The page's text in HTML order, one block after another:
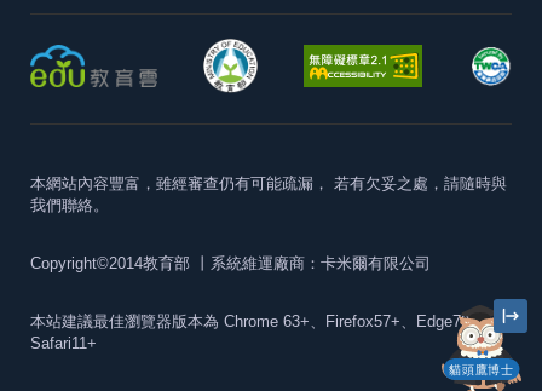
貓頭鷹博士
本網站內容豐富，雖經審查仍有可能疏漏， 若有欠妥之處，請隨時與
我們聯絡。
Copyright©2014教育部 丨系統維運廠商：卡米爾有限公司
本站建議最佳瀏覽器版本為 Chrome 63+、Firefox57+、Edge79+及
Safari11+